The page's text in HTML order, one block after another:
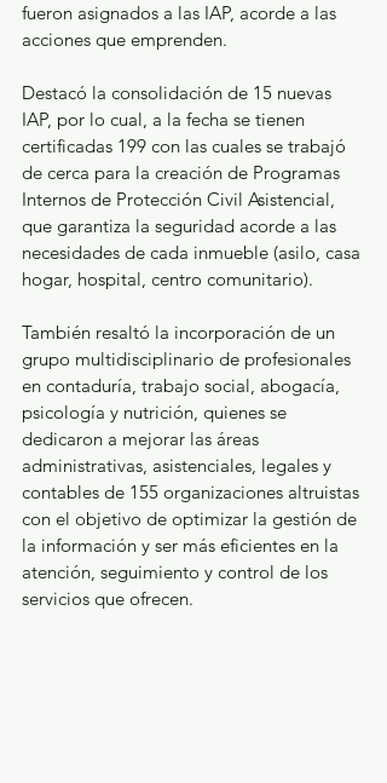
fueron asignados a las IAP, acorde a las
acciones que emprenden.
Destacó la consolidación de 15 nuevas
IAP, por lo cual, a la fecha se tienen
certificadas 199 con las cuales se trabajó
de cerca para la creación de Programas
Internos de Protección Civil Asistencial,
que garantiza la seguridad acorde a las
necesidades de cada inmueble (asilo, casa
hogar, hospital, centro comunitario).
También resaltó la incorporación de un
grupo multidisciplinario de profesionales
en contaduría, trabajo social, abogacía,
psicología y nutrición, quienes se
dedicaron a mejorar las áreas
administrativas, asistenciales, legales y
contables de 155 organizaciones altruistas
con el objetivo de optimizar la gestión de
la información y ser más eficientes en la
atención, seguimiento y control de los
servicios que ofrecen.